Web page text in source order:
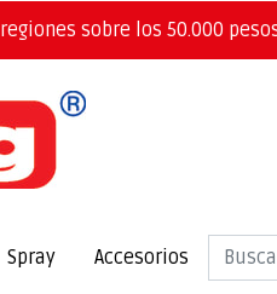
sobre los 50.000
Spray Accesorios